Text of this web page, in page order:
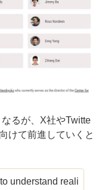
るが、X社やTwitte
けて前進していくと
to understand reali